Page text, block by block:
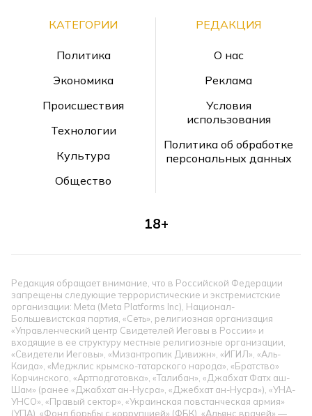
КАТЕГОРИИ
Политика
Экономика
Происшествия
Технологии
Культура
Общество
РЕДАКЦИЯ
О нас
Реклама
Условия
использования
Политика об обработке
персональных данных
18+
Редакция обращает внимание, что в Российской Федерации
запрещены следующие террористические и экстремистские
организации: Meta (Meta Platforms Inc), Национал-
Большевистская партия, «Сеть», религиозная организация
«Управленческий центр Свидетелей Иеговы в России» и
входящие в ее структуру местные религиозные организации,
«Свидетели Иеговы», «Мизантропик Дивижн», «ИГИЛ», «Аль-
Каида», «Меджлис крымско-татарского народа», «Братство»
Корчинского, «Артподготовка», «Талибан», «Джабхат Фатх аш-
Шам» (ранее «Джабхат ан-Нусра», «Джебхат ан-Нусра»), «УНА-
УНСО», «Правый сектор», «Украинская повстанческая армия»
(УПА). «Фонд борьбы с коррупцией» (ФБК), «Альянс врачей» —